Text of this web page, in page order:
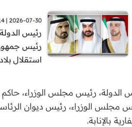
2026-07-30 | 12:14
رئيس
رئيس
استقلال
رئيس مجلس الوزراء، حاكم
الوزراء، رئيس ديوان
بالإنابة.